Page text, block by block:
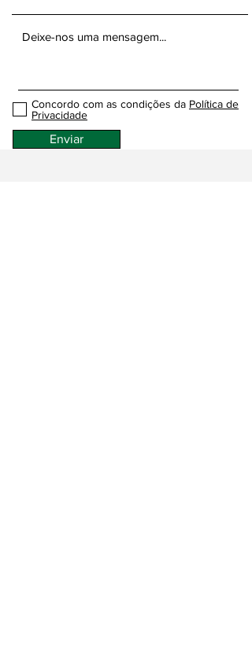
Concordo com as condições da Política de
Privacidade
Enviar